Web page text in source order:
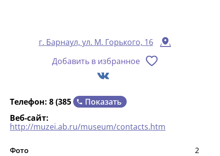
г. Барнаул, ул. М. Горького, 16
Добавить в избранное
Телефон: 8 (385
Показать
Веб-сайт:
http://muzei.ab.ru/museum/contacts.htm
Фото 2